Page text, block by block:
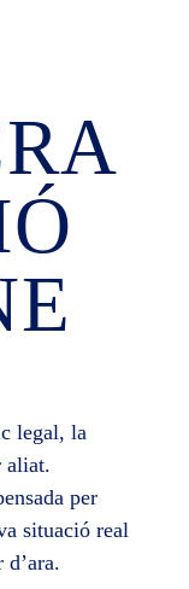
legal, la
aliat.
per
situació real